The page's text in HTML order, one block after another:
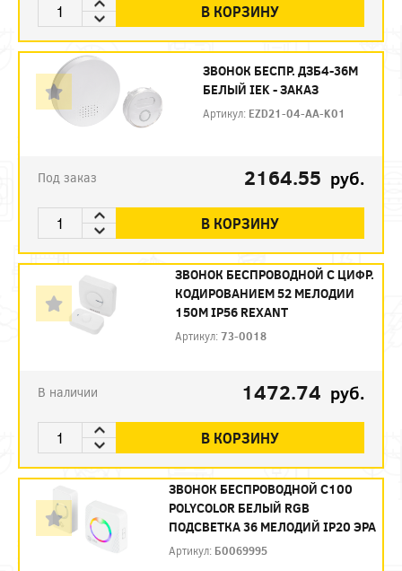
В КОРЗИНУ
ЗВОНОК БЕСПР. ДЗБ4-36М
БЕЛЫЙ IEK - ЗАКАЗ
Артикул: EZD21-04-AA-K01
Под заказ 2164.55 руб.
В КОРЗИНУ
ЗВОНОК БЕСПРОВОДНОЙ C ЦИФР.
КОДИРОВАНИЕМ 52 МЕЛОДИИ
150М IP56 REXANT
Артикул:73-0018
В наличии 1472.74 руб.
В КОРЗИНУ
ЗВОНОК БЕСПРОВОДНОЙ C100
POLYCOLOR БЕЛЫЙ RGB
ПОДСВЕТКА 36 МЕЛОДИЙ IP20 ЭРА
Артикул: Б0069995